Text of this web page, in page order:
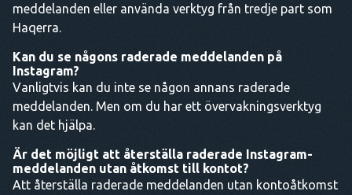
meddelanden eller använda verktyg från tredje part som
Haqerra.
Kan du se någons raderade meddelanden på
Instagram?
Vanligtvis kan du inte se någon annans raderade
meddelanden. Men om du har ett övervakningsverktyg
kan det hjälpa.
Är det möjligt att återställa raderade Instagram-
meddelanden utan åtkomst till kontot?
Att återställa raderade meddelanden utan kontoåtkomst